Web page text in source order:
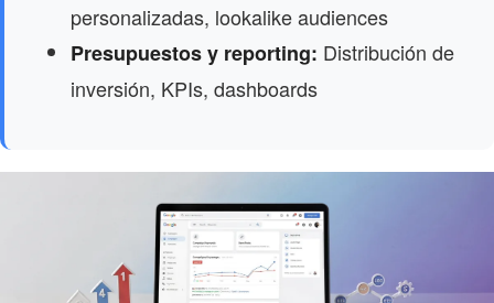
personalizadas, lookalike audiences
Presupuestos y reporting: Distribución de
inversión, KPIs, dashboards